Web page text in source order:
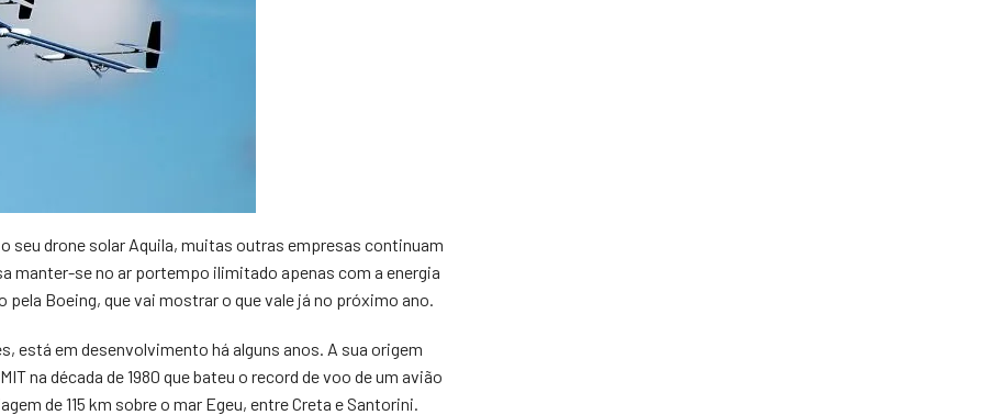
seu drone solar Aquila, muitas outras empresas continuam
manter-se no ar portempo ilimitado apenas com a energia
Boeing, que vai mostrar o que vale já no próximo ano.
está em desenvolvimento há alguns anos. A sua origem
na década de 1980 que bateu o record de voo de um avião
de 115 km sobre o mar Egeu, entre Creta e Santorini.